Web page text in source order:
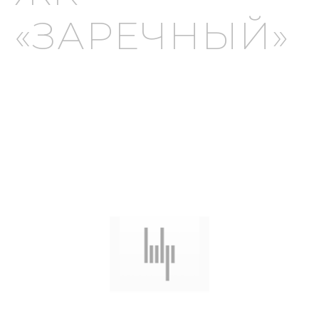
«ЗАРЕЧНЫЙ»